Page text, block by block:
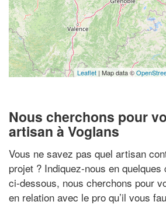
Leaflet | Map data ©
Nous cherchons pour
artisan à Voglans
Vous ne savez pas quel artisan
projet ? Indiquez-nous en
ci-dessous, nous cherchons pour
en relation avec le pro qu’il vous